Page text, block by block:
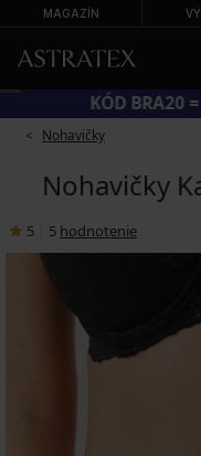
MAGAZÍN
KÓD
Nohavičky
Nohavičky
5 5 hodnotenie